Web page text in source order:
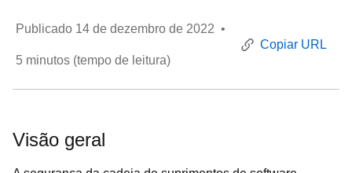
Visão geral